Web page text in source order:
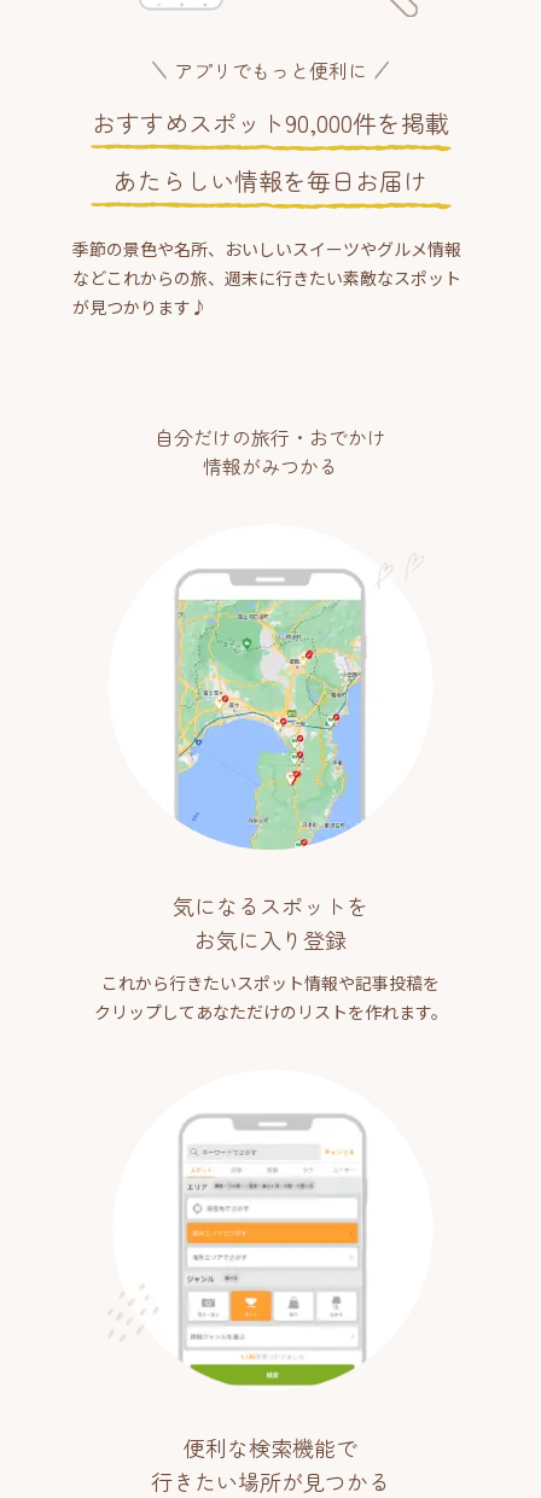
アプリでもっと便利に
おすすめスポット90,000件を掲載
あたらしい情報を毎日お届け
季節の景色や名所、おいしいスイーツやグルメ情報
などこれからの旅、週末に行きたい素敵なスポット
が見つかります♪
自分だけの旅行・おでかけ
情報がみつかる
気になるスポットを
お気に入り登録
これから行きたいスポット情報や記事投稿を
クリップしてあなただけのリストを作れます。
便利な検索機能で
行きたい場所が見つかる